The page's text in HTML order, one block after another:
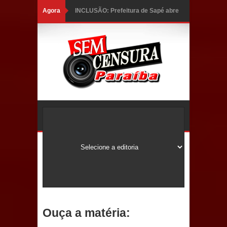
Agora INCLUSÃO: Prefeitura de Sapé abre
Social; veja documentação
necessária!
Ouça a matéria: